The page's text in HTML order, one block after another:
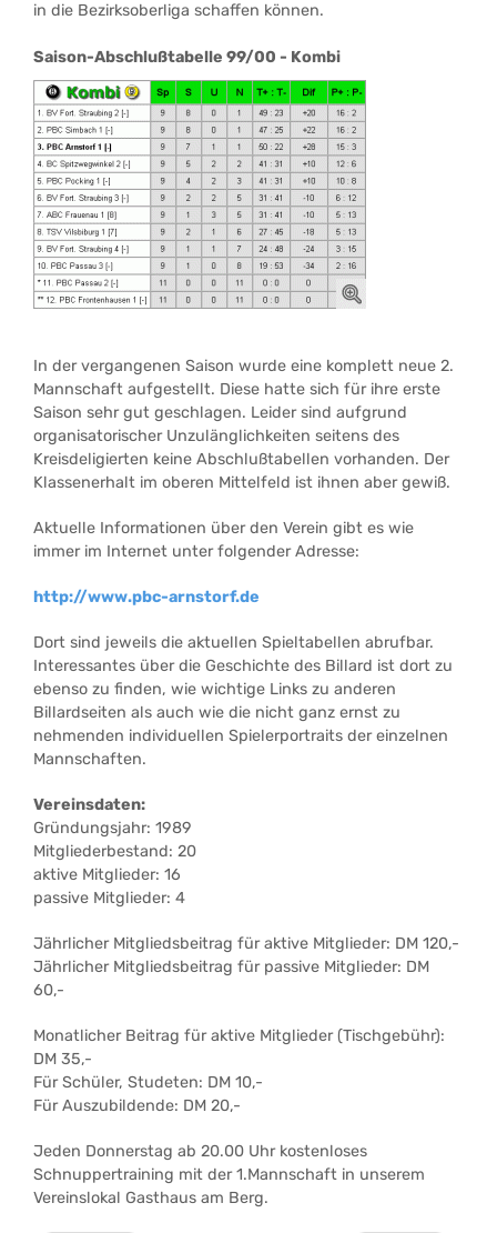
in die Bezirksoberliga schaffen können.
Saison-Abschlußtabelle 99/00 - Kombi
In der vergangenen Saison wurde eine komplett neue 2.
Mannschaft aufgestellt. Diese hatte sich für ihre erste
Saison sehr gut geschlagen. Leider sind aufgrund
organisatorischer Unzulänglichkeiten seitens des
Kreisdeligierten keine Abschlußtabellen vorhanden. Der
Klassenerhalt im oberen Mittelfeld ist ihnen aber gewiß.
Aktuelle Informationen über den Verein gibt es wie
immer im Internet unter folgender Adresse:
http://www.pbc-arnstorf.de
Dort sind jeweils die aktuellen Spieltabellen abrufbar.
Interessantes über die Geschichte des Billard ist dort zu
ebenso zu finden, wie wichtige Links zu anderen
Billardseiten als auch wie die nicht ganz ernst zu
nehmenden individuellen Spielerportraits der einzelnen
Mannschaften.
Vereinsdaten:
Gründungsjahr: 1989
Mitgliederbestand: 20
aktive Mitglieder: 16
passive Mitglieder: 4
Jährlicher Mitgliedsbeitrag für aktive Mitglieder: DM 120,-
Jährlicher Mitgliedsbeitrag für passive Mitglieder: DM
60,-
Monatlicher Beitrag für aktive Mitglieder (Tischgebühr):
DM 35,-
Für Schüler, Studeten: DM 10,-
Für Auszubildende: DM 20,-
Jeden Donnerstag ab 20.00 Uhr kostenloses
Schnuppertraining mit der 1.Mannschaft in unserem
Vereinslokal Gasthaus am Berg.